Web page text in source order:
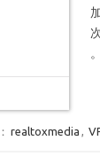
realtoxmedia ,